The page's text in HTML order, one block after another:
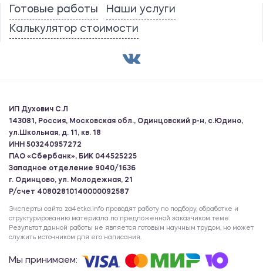
Готовые работы
Наши услуги
Калькулятор стоимости
ИП Духович С.Л
143081, Россия, Московская обл., Одинцовский р-н, с.Юдино,
ул.Школьная, д. 11, кв. 18
ИНН 503240957272
ПАО «Сбербанк», БИК 044525225
Западное отделение 9040/1636
г. Одинцово, ул. Молодежная, 21
Р/счет 40802810140000092587
Эксперты сайта za4etka.info проводят работу по подбору, обработке и
структурированию материала по предложенной заказчиком теме.
Результат данной работы не является готовым научным трудом, но может
служить источником для его написания.
Мы принимаем: